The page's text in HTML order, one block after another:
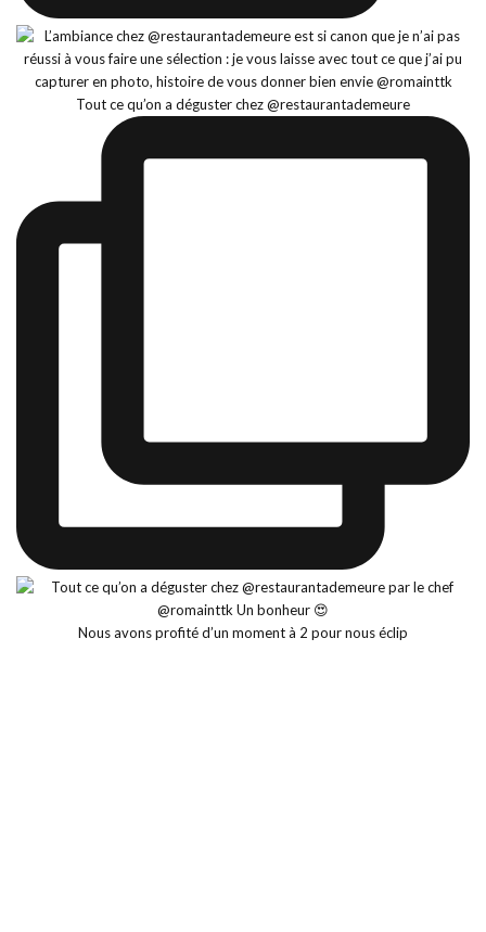
Tout ce qu’on a déguster chez @restaurantademeure
Nous avons profité d’un moment à 2 pour nous éclip